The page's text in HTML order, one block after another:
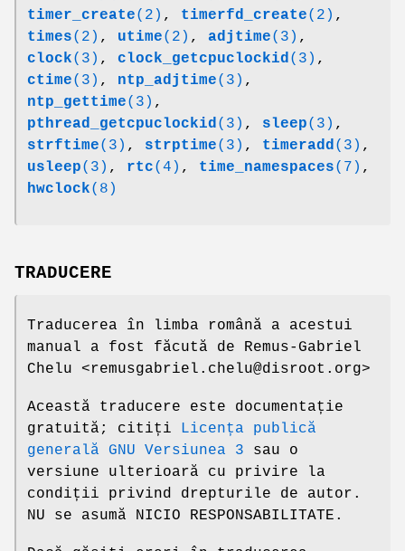
timer_create(2) , timerfd_create(2) ,
times(2) , utime(2) , adjtime(3) ,
clock(3) , clock_getcpuclockid(3) ,
ctime(3) , ntp_adjtime(3) ,
ntp_gettime(3) ,
pthread_getcpuclockid(3) , sleep(3) ,
strftime(3) , strptime(3) , timeradd(3) ,
usleep(3) , rtc(4) , time_namespaces(7) ,
hwclock(8)
TRADUCERE
Traducerea în limba română a acestui
manual a fost făcută de Remus-Gabriel
Chelu <remusgabriel.chelu@disroot.org>
Această traducere este documentație
gratuită; citiți Licența publică
generală GNU Versiunea 3 sau o
versiune ulterioară cu privire la
condiții privind drepturile de autor.
NU se asumă NICIO RESPONSABILITATE.